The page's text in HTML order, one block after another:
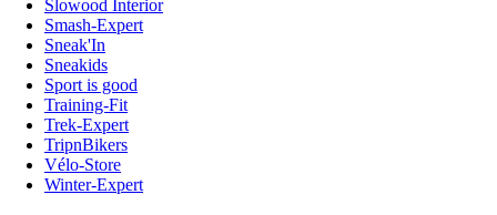
Slowood Interior
Smash-Expert
Sneak'In
Sneakids
Sport is good
Training-Fit
Trek-Expert
TripnBikers
Vélo-Store
Winter-Expert